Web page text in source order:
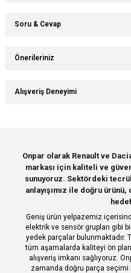
Soru & Cevap
Önerileriniz
Bu ürünün fiyat bilgisi, resim, ürün
yetersiz gördüğünüz noktaları
Ürün resmi kalitesiz, bozuk
Ürün açıklamasında eksik
Ürün bilgilerinde hatalar
Ürün fiyatı diğer sitelerden
Bu ürüne benzer farklı
Alışveriş Deneyimi
Onpar olarak Renault ve
markası için kaliteli ve
sunuyoruz. Sektördeki
anlayışımız ile doğru
Geniş ürün yelpazemiz
elektrik ve sensör grupları gibi
yedek parçalar
tüm aşamalarda kaliteyi ön
alışveriş imkanı sağlıyoruz.
zamanda doğru parça